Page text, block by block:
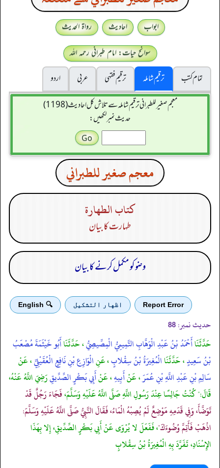
ابواب احادیث
رواۃ الحدیث
سوانح حیات: امام طبرانی رحمہ اللہ
تمام کتب
ترقیم شاملہ ترقيم فقہی عربی
اردو
معجم صغير للطبراني ترقیم شاملہ سے تلاش کل احادیث (1198)
حدیث نمبر لکھیں:
معجم صغير للطبراني
كتاب الطهارة
طہارت کا بیان
وضو کو مکمل کرنے کا بیان
Report Error اظهار التشكيل 🔍 English
حدیث نمبر: 88
حَدَّثَنَاأَحْمَدُ بْنُ عَبْدِ الْوَهَّابِ التَّمِيمِيُّ الْمِصِّيصِيُّ، حَدَّثَنَاأَبُو خَيْثَمَةَ مُصْعَبُ
بْنُ سَعِيدٍ، حَدَّثَنَاالْمُغِيرَةُ بْنُ سِقْلابٍ، عَنِالْوَازِعِ بْنِ نَافِعٍ الْعُقَيْلِيِّ، عَنْ
سَالِمِ بْنِ عَبْدِ اللَّهِ بْنِ عُمَرَ، عَنْأَبِيهِ، عَنْأَبِي بَكْرٍ الصِّدِّيقِرَضِيَ اللَّهُ عَنْهُ،
قَالَ:" كُنْتُ جَالِسًا عِنْدَ رَسُولِ اللَّهِ صَلَّى اللَّهُ عَلَيْهِ وَسَلَّمَ،فَجَاءَ رَجُلٌ قَدْ
تَوَضَّأَ، وَفِي قَدَمِهِ مَوْضِعٌ لَمْ يُصِبْهُ الْمَاءُ، فَقَالَ النَّبِيُّ صَلَّى اللَّهُ عَلَيْهِ وَسَلَّمَ:
اذْهَبْ فَأَتِمَّ وُضُوءَكَ"، فَفَعَلَ لا يُرْوَى عَنْ أَبِي بَكْرٍ الصِّدِّيقِ، إِلا بِهَذَا
الإِسْنَادِ، تَفَرَّدَ بِهِ الْمُغِيرَةُ بْنُ سِقْلابٍ